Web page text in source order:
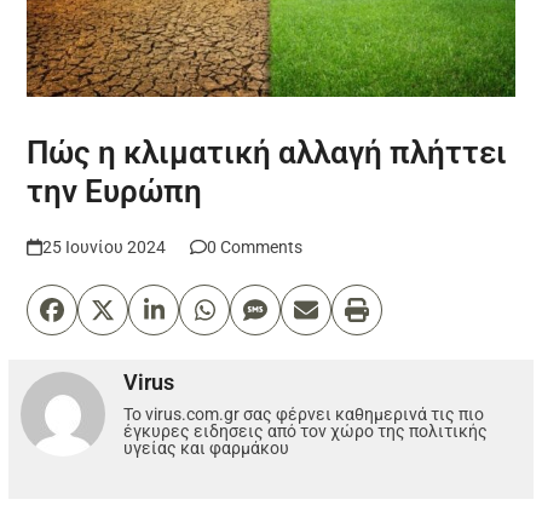
Πώς η κλιματική αλλαγή πλήττει
την Ευρώπη
25 Ιουνίου 2024 0 Comments
Virus
Το virus.com.gr σας φέρνει καθημερινά τις πιο
έγκυρες ειδησεις από τον χώρο της πολιτικής
υγείας και φαρμάκου